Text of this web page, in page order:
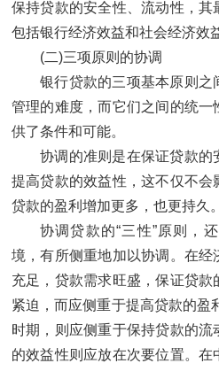
保持贷款的安全性、流动性，其
包括银行经济效益和社会经济效
(二)三项原则的协调
银行贷款的三项基本原则
管理的难度，而它们之间的统一
供了条件和可能。
协调的准则是在保证贷款的
提高贷款的效益性，这不仅不会
贷款的盈利增加更多，也更持久。
协调贷款的“三性”原则，
境，有所侧重地加以协调。在
充足，贷款需求旺盛，保证贷
紧迫，而应侧重于提高贷款的盈
时期，则应侧重于保持贷款的
的效益性则应放在次要位置。